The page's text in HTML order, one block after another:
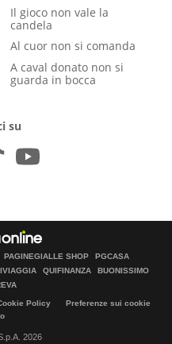
Il gioco non vale la
candela
Al cuor non si comanda
A caval donato non si
guarda in bocca
su
PAGINEGIALLE SHOP
PGCASA
QUIFINANZA
BUONISSIMO
Policy
Preferenze sui cookie
2026